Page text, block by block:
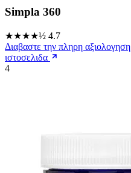
Simpla 360
★★★★½ 4.7
Διαβαστε την πληρη αξιολογηση
ιστοσελιδα
4